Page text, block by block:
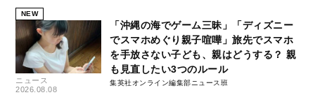
NEW
ニュース
2026.08.08
「沖縄の海でゲーム三昧」「ディズニー
でスマホめぐり親子喧嘩」旅先でスマホ
を手放さない子ども、親はどうする？ 親
も見直したい3つのルール
集英社オンライン編集部ニュース班